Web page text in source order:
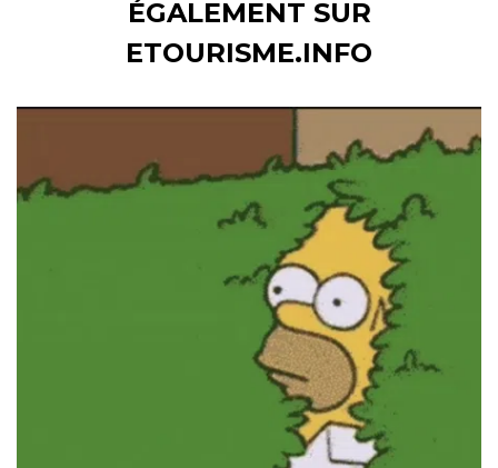
ÉGALEMENT SUR
ETOURISME.INFO